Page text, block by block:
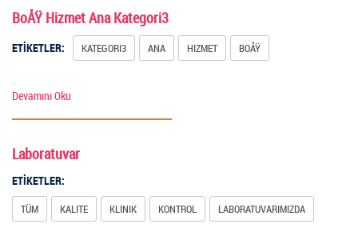
BoÅŸ Hizmet Ana Kategori3
ETİKETLER: KATEGORI3 ANA HIZMET BOÅŸ
Devamını Oku
Laboratuvar
ETİKETLER:
TÜM KALITE KLINIK KONTROL LABORATUVARIMIZDA